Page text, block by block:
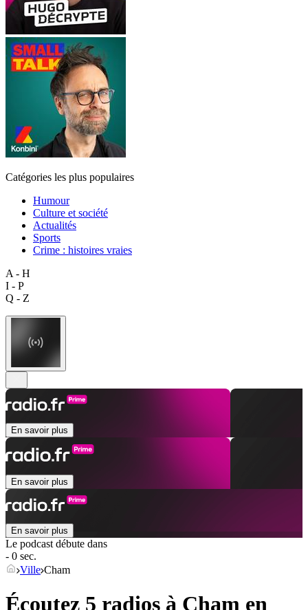
Catégories les plus populaires
Humour
Culture et société
Actualités
Sports
Crime : histoires vraies
A - H
I - P
Q - Z
En savoir plus
En savoir plus
En savoir plus
Le podcast débute dans
- 0 sec.
Ville Cham
Écoutez 5 radios à Cham en